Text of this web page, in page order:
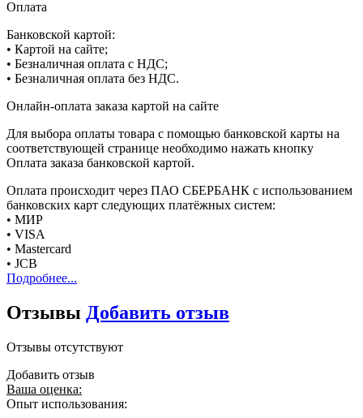
Оплата
Банковской картой:
• Картой на сайте;
• Безналичная оплата с НДС;
• Безналичная оплата без НДС.
Онлайн-оплата заказа картой на сайте
Для выбора оплаты товара с помощью банковской карты на
соответствующей странице необходимо нажать кнопку
Оплата заказа банковской картой.
Оплата происходит через ПАО СБЕРБАНК с использованием
банковских карт следующих платёжных систем:
• МИР
• VISA
• Mastercard
• JCB
Подробнее...
Отзывы Добавить отзыв
Отзывы отсутствуют
Добавить отзыв
Ваша оценка:
Опыт использования: